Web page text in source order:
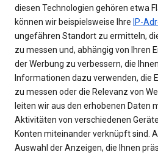
diesen Technologien gehören etwa
können wir beispielsweise Ihre IP-
ungefähren Standort zu ermitteln,
zu messen und, abhängig von Ihren
der Werbung zu verbessern, die
Informationen dazu verwenden, die
zu messen oder die Relevanz von
leiten wir aus den erhobenen Daten
Aktivitäten von verschiedenen
Konten miteinander verknüpft sind.
Auswahl der Anzeigen, die Ihnen